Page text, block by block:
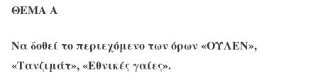
ΘΕΜΑ Α
Να δοθεί το περιεχόμενο των όρων «ΟΥΛΕΝ»,
«Τανζιμάτ», «Εθνικές γαίες».